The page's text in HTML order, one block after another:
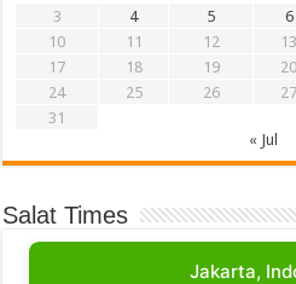
3
4 5 6
10
11 12 13
17
18 19 20
24
25 26 27
31
« Jul
Salat Times
Jakarta,